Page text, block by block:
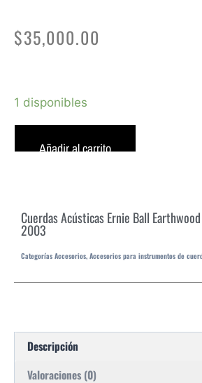
$35,000.00
1 disponibles
Añadir al carrito
Cuerdas Acústicas Ernie Ball
2003
Categorías Accesorios, Accesorios para instrumentos de
Descripción
Valoraciones (0)